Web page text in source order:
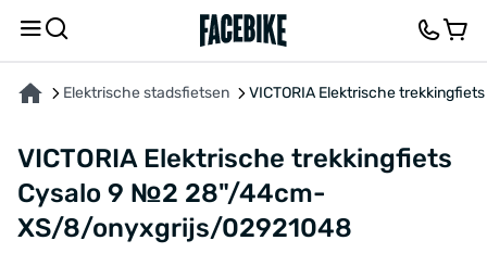
Elektrische stadsfietsen VICTORIA Elektrische
VICTORIA Elektrische trekkingfiets
Cysalo 9 №2 28"/44cm-
XS/8/onyxgrijs/02921048
OVER HET PRODUCT KENMERKENFEEDBACK EN VRAGEN